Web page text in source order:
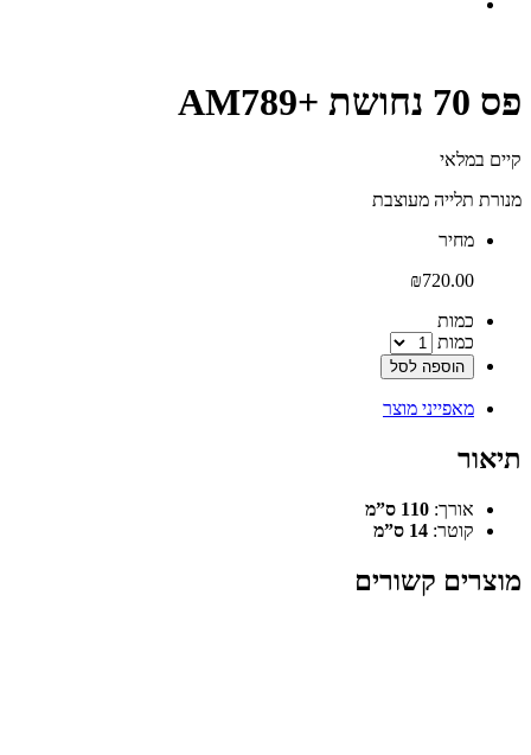
פס 70 נחושת +AM789
קיים במלאי‬
מנורת תלייה מעוצבת
‫מחיר‬
₪720.00
‫כמות‬
כמות
הוספה לסל
מאפייני מוצר
תיאור
אורך: 110 ס”מ
קוטר: 14 ס”מ
מוצרים קשורים